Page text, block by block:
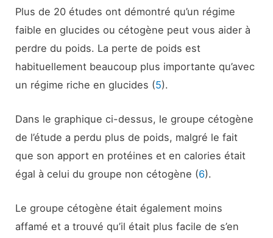
Plus de 20 études ont démontré qu’un régime
faible en glucides ou cétogène peut vous aider à
perdre du poids. La perte de poids est
habituellement beaucoup plus importante qu’avec
un régime riche en glucides (5).
Dans le graphique ci-dessus, le groupe cétogène
de l’étude a perdu plus de poids, malgré le fait
que son apport en protéines et en calories était
égal à celui du groupe non cétogène (6).
Le groupe cétogène était également moins
affamé et a trouvé qu’il était plus facile de s’en